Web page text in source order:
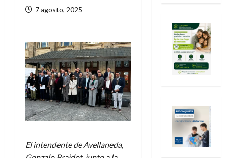
7 agosto, 2025
El intendente de Avellaneda,